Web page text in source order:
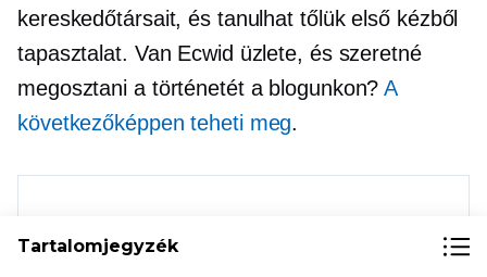
kereskedőtársait, és tanulhat tőlükelső kézből
tapasztalat. Van Ecwid üzlete, és szeretné
megosztani a történetét a blogunkon?A
következőképpen teheti meg.
Tartalomjegyzék